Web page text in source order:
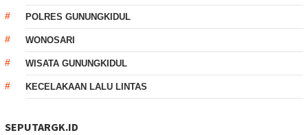
POLRES GUNUNGKIDUL
WONOSARI
WISATA GUNUNGKIDUL
KECELAKAAN LALU LINTAS
SEPUTARGK.ID